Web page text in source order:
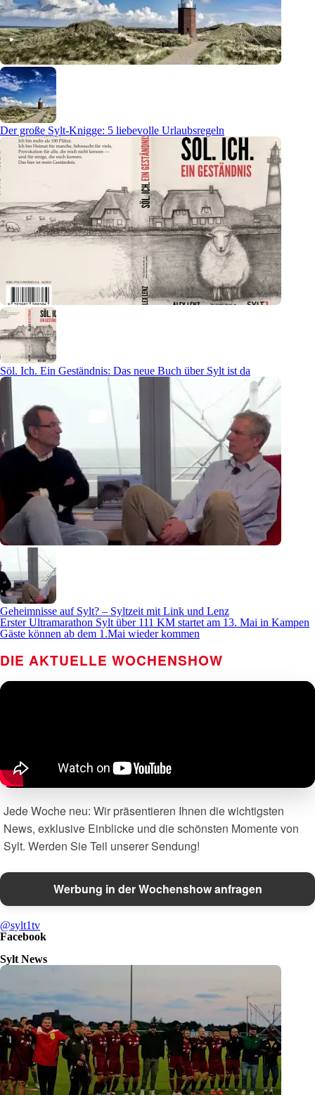
Der große Sylt-Knigge: 5 liebevolle Urlaubsregeln
Söl. Ich. Ein Geständnis: Das neue Buch über Sylt ist da
Geheimnisse auf Sylt? – Syltzeit mit Link und Lenz
Erster Ultramarathon Sylt über 111 KM startet am 13. Mai in Kampen
Gäste können ab dem 1.Mai wieder kommen
DIE AKTUELLE WOCHENSHOW
Jede Woche neu: Wir präsentieren Ihnen die wichtigsten
News, exklusive Einblicke und die schönsten Momente von
Sylt. Werden Sie Teil unserer Sendung!
Werbung in der Wochenshow anfragen
@sylt1tv
Facebook
Sylt News